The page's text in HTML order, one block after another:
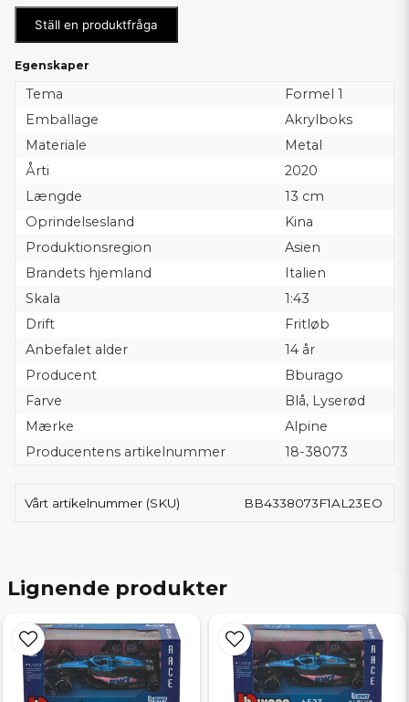
Ställ en produktfråga
Egenskaper
Tema
Formel 1
Emballage
Akrylboks
Materiale
Metal
Årti
2020
Længde
13 cm
Oprindelsesland
Kina
Produktionsregion
Asien
Brandets hjemland
Italien
Skala
1:43
Drift
Fritløb
Anbefalet alder
14 år
Producent
Bburago
Farve
Blå, Lyserød
Mærke
Alpine
Producentens artikelnummer
18-38073
Vårt artikelnummer (SKU) BB4338073F1AL23EO
Lignende produkter